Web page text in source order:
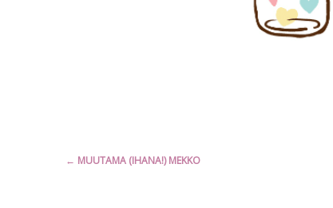
Artikkelien
← MUUTAMA (IHANA!) MEKKO